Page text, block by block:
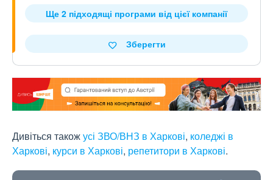
Ще 2 підходящі програми від цієї компанії
Зберегти
Дивіться такожусі ЗВО/ВНЗ в Харкові, коледжі в
Харкові, курси в Харкові, репетитори в Харкові.